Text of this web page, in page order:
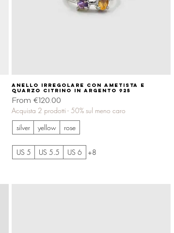
Quick View
Anello irregolare con ametista e
quarzo citrino in argento 925
From €120.00
Sale Price
Acquista 2 prodotti - 50% sul meno caro
silver
yellow rose
US 5 US 5.5 US 6 +8